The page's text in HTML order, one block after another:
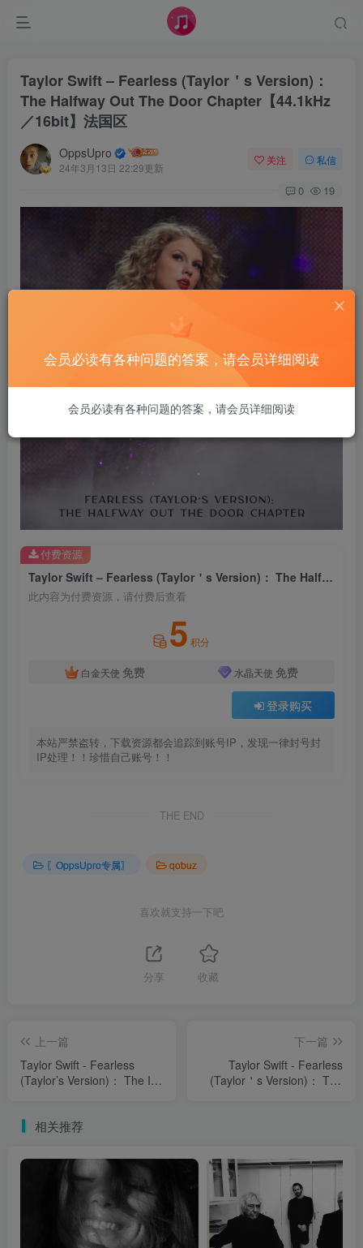
Taylor Swift – Fearless (Taylor＇s Version)：
The Halfway Out The Door Chapter【44.1kHz
／16bit】法国区
OppsUpro
24年3月13日 22:29更新
关注 私信
0 19
Taylor Swift – Fearless (Taylor＇s Version)： The Halfway Out The Door Chapter【44.1kHz／16bit】法国区
此内容为付费资源，请付费后查看
5 积分
白金天使 免费 水晶天使 免费
登录购买
本站严禁盗转，下载资源都会追踪到账号IP，发现一律封号封
IP处理！！珍惜自己账号！！
付费资源
THE END
〖OppsUpro专属〗 qobuz
喜欢就支持一下吧
分享 收藏
上一篇
Taylor Swift - Fearless
(Taylor’s Version)： The I
／24bit】法国区
下一篇
Taylor Swift - Fearless
(Taylor＇s Version)： The
相关推荐
会员必读有各种问题的答案，请会员详细阅读
会员必读有各种问题的答案，请会员详细阅读